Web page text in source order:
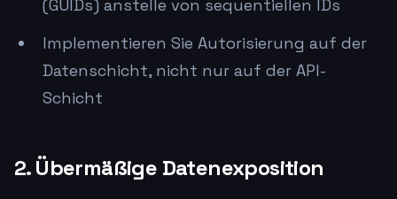
(GUIDs) anstelle von sequentiellen IDs
Implementieren Sie Autorisierung auf der
Datenschicht, nicht nur auf der API-
Schicht
2. Übermäßige Datenexposition